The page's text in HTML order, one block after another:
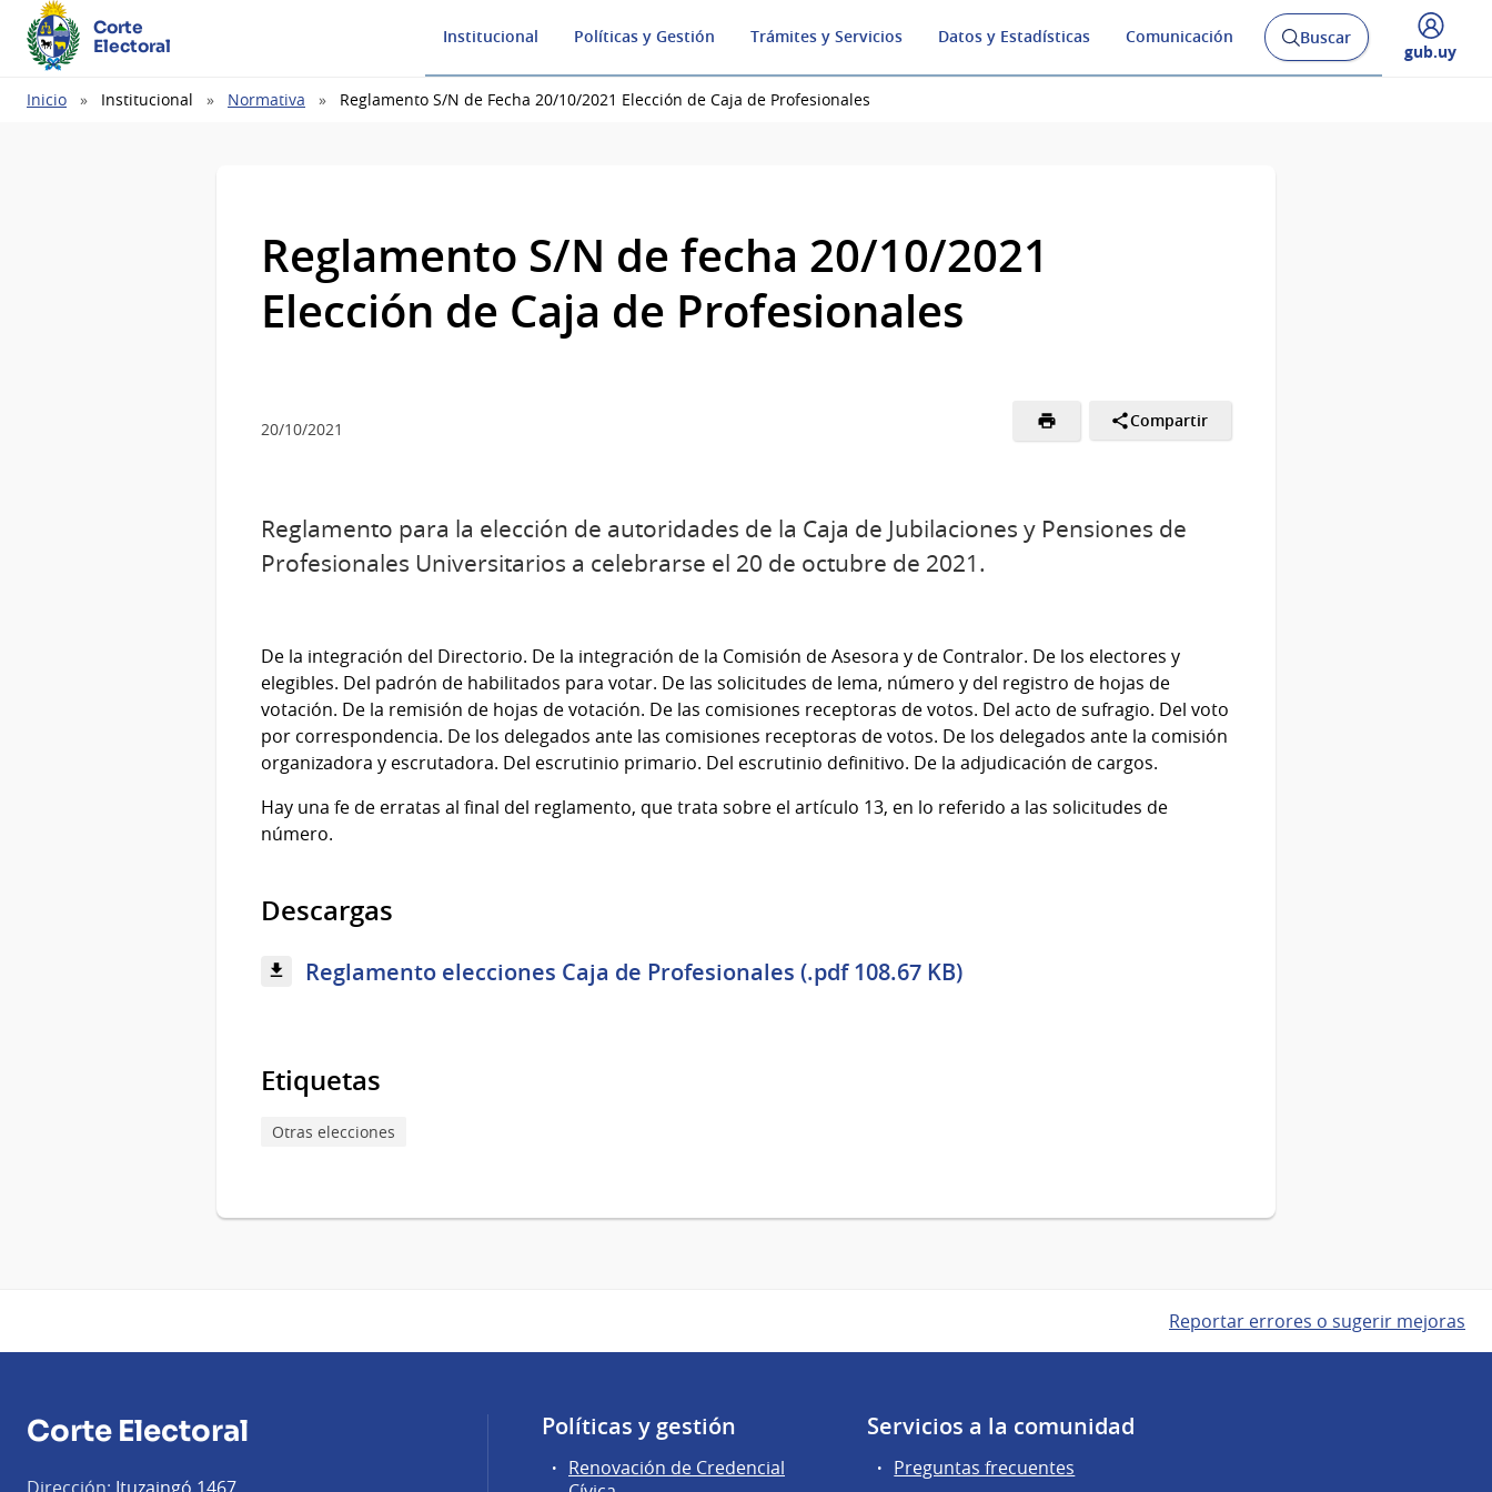
Corte
Electoral
Institucional Políticas y Gestión Trámites y Servicios Datos y Estadísticas Comunicación
Abrir
buscador
Buscar
Desplegar
gub.uy
Ruta
Inicio Institucional Normativa Reglamento S/N de Fecha 20/10/2021 Elección de Caja de Profesionales
Reglamento S/N de fecha 20/10/2021
Elección de Caja de Profesionales
20/10/2021 Compartir
Reglamento para la elección de autoridades de la Caja de Jubilaciones y Pensiones de
Profesionales Universitarios a celebrarse el 20 de octubre de 2021.
De la integración del Directorio. De la integración de la Comisión de Asesora y de Contralor. De los electores y
elegibles. Del padrón de habilitados para votar. De las solicitudes de lema, número y del registro de hojas de
votación. De la remisión de hojas de votación. De las comisiones receptoras de votos. Del acto de sufragio. Del voto
por correspondencia. De los delegados ante las comisiones receptoras de votos. De los delegados ante la comisión
organizadora y escrutadora. Del escrutinio primario. Del escrutinio definitivo. De la adjudicación de cargos.
Hay una fe de erratas al final del reglamento, que trata sobre el artículo 13, en lo referido a las solicitudes de
número.
Descargas
Reglamento elecciones Caja de Profesionales (.pdf 108.67 KB)
Etiquetas
Otras elecciones
Reportar errores o sugerir mejoras
Corte Electoral Políticas y gestión
Renovación de Credencial
Servicios a la comunidad
Preguntas frecuentes